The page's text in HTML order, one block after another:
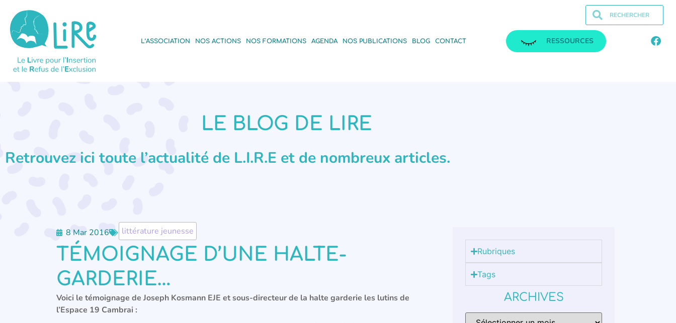
L’ASSOCIATION NOS ACTIONS NOS FORMATIONS AGENDA NOS PUBLICATIONS BLOG CONTACT RESSOURCES
LE BLOG DE LIRE
Retrouvez ici toute l’actualité de L.I.R.E et de nombreux articles.
8 Mar 2016 littérature jeunesse
TÉMOIGNAGE D’UNE HALTE-
GARDERIE…
Voici le témoignage de Joseph Kosmann EJE et sous-directeur de la halte garderie les lutins de
l’Espace 19 Cambrai :
Rubriques
Tags
ARCHIVES